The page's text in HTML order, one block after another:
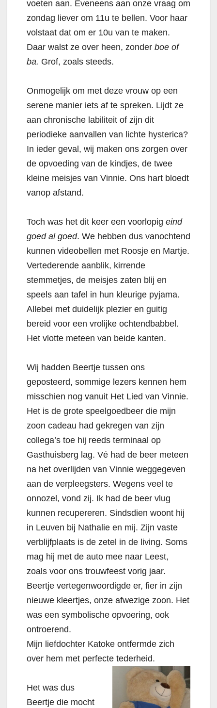
voeten aan. Eveneens aan onze vraag om
zondag liever om 11u te bellen. Voor haar
volstaat dat om er 10u van te maken.
Daar walst ze over heen, zonder boe of
ba. Grof, zoals steeds.
Onmogelijk om met deze vrouw op een
serene manier iets af te spreken. Lijdt ze
aan chronische labiliteit of zijn dit
periodieke aanvallen van lichte hysterica?
In ieder geval, wij maken ons zorgen over
de opvoeding van de kindjes, de twee
kleine meisjes van Vinnie. Ons hart bloedt
vanop afstand.
Toch was het dit keer een voorlopig eind
goed al goed. We hebben dus vanochtend
kunnen videobellen met Roosje en Martje.
Vertederende aanblik, kirrende
stemmetjes, de meisjes zaten blij en
speels aan tafel in hun kleurige pyjama.
Allebei met duidelijk plezier en guitig
bereid voor een vrolijke ochtendbabbel.
Het vlotte meteen van beide kanten.
Wij hadden Beertje tussen ons
geposteerd, sommige lezers kennen hem
misschien nog vanuit Het Lied van Vinnie.
Het is de grote speelgoedbeer die mijn
zoon cadeau had gekregen van zijn
collega’s toe hij reeds terminaal op
Gasthuisberg lag. Vé had de beer meteen
na het overlijden van Vinnie weggegeven
aan de verpleegsters. Wegens veel te
onnozel, vond zij. Ik had de beer vlug
kunnen recupereren. Sindsdien woont hij
in Leuven bij Nathalie en mij. Zijn vaste
verblijfplaats is de zetel in de living. Soms
mag hij met de auto mee naar Leest,
zoals voor ons trouwfeest vorig jaar.
Beertje vertegenwoordigde er, fier in zijn
nieuwe kleertjes, onze afwezige zoon. Het
was een symbolische opvoering, ook
ontroerend.
Mijn liefdochter Katoke ontfermde zich
over hem met perfecte tederheid.
Het was dus
Beertje die mocht